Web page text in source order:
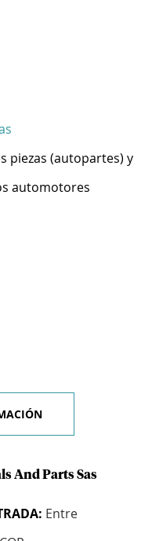
piezas (autopartes) y
automotores
And Parts Sas
Entre